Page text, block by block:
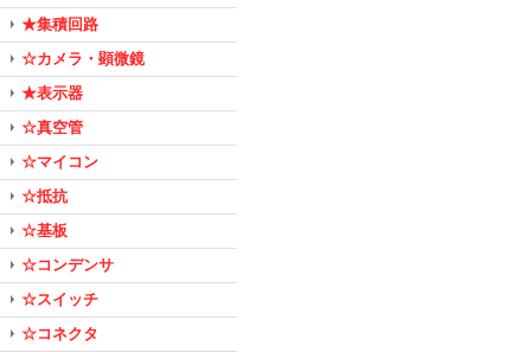
★集積回路
☆カメラ・顕微鏡
★表示器
☆真空管
☆マイコン
☆抵抗
☆基板
☆コンデンサ
☆スイッチ
☆コネクタ